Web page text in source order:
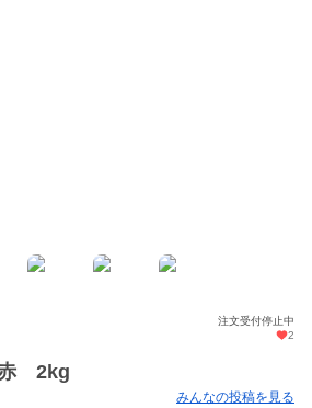
注文受付停止中
2
赤 2kg
みんなの投稿を見る